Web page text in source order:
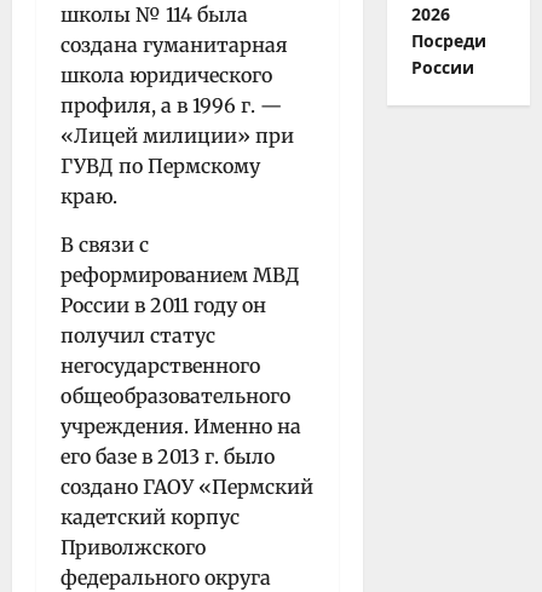
школы № 114 была
создана гуманитарная
школа юридического
профиля, а в 1996 г. —
«Лицей милиции» при
ГУВД по Пермскому
краю.
В связи с
реформированием МВД
России в 2011 году он
получил статус
негосударственного
общеобразовательного
учреждения. Именно на
его базе в 2013 г. было
создано ГАОУ «Пермский
кадетский корпус
Приволжского
федерального округа
2026
Посреди
России